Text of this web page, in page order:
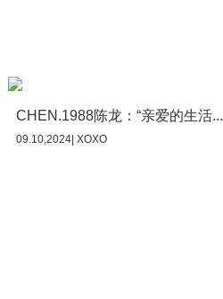
CHEN.1988陈龙：“亲爱的生活...
09.10,2024| XOXO